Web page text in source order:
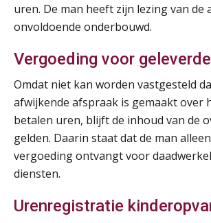
uren. De man heeft zijn lezing van de
onvoldoende onderbouwd.
Vergoeding voor
Omdat niet kan worden vastgesteld
afwijkende afspraak is gemaakt over
betalen uren, blijft de inhoud van de
gelden. Daarin staat dat de man
vergoeding ontvangt voor
diensten.
Urenregistratie